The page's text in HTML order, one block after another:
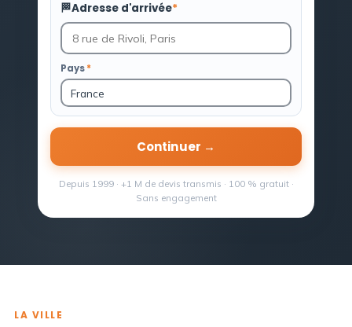
🏁Adresse d'arrivée*
Pays*
Continuer →
Depuis 1999 · +1 M de devis transmis · 100 % gratuit ·
Sans engagement
LA VILLE